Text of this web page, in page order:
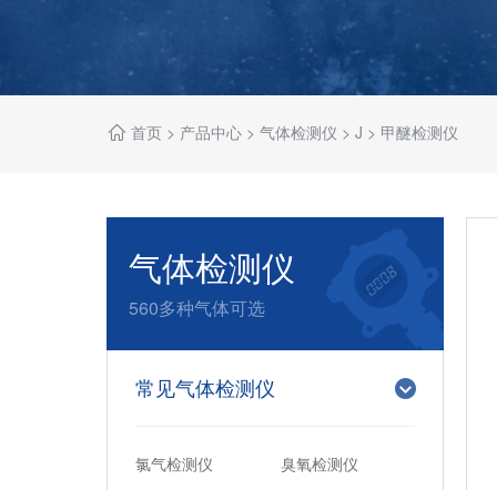
首页 > 产品中心 > 气体检测仪 > J > 甲醚检测仪
气体检测仪
560多种气体可选
常见气体检测仪
氯气检测仪
臭氧检测仪